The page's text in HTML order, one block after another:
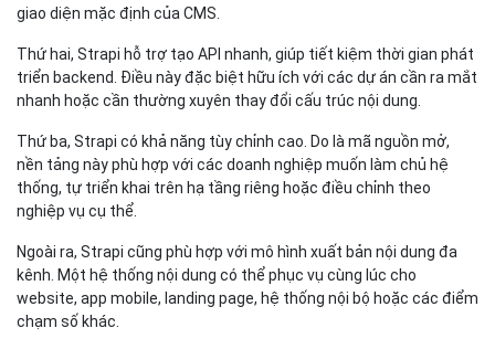
giao diện mặc định của CMS.
Thứ hai, Strapi hỗ trợ tạo API nhanh, giúp tiết kiệm thời gian phát
triển backend. Điều này đặc biệt hữu ích với các dự án cần ra mắt
nhanh hoặc cần thường xuyên thay đổi cấu trúc nội dung.
Thứ ba, Strapi có khả năng tùy chỉnh cao. Do là mã nguồn mở,
nền tảng này phù hợp với các doanh nghiệp muốn làm chủ hệ
thống, tự triển khai trên hạ tầng riêng hoặc điều chỉnh theo
nghiệp vụ cụ thể.
Ngoài ra, Strapi cũng phù hợp với mô hình xuất bản nội dung đa
kênh. Một hệ thống nội dung có thể phục vụ cùng lúc cho
website, app mobile, landing page, hệ thống nội bộ hoặc các điểm
chạm số khác.